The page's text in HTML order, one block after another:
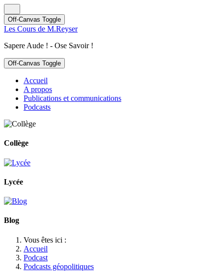
Off-Canvas Toggle
Les Cours de M.Reyser
Sapere Aude ! - Ose Savoir !
Off-Canvas Toggle
Accueil
A propos
Publications et communications
Podcasts
Collège
Lycée
Blog
Vous êtes ici :
Accueil
Podcast
Podcasts géopolitiques